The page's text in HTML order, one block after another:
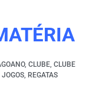
, CLUBE, CLUBE
JOGOS, REGATAS